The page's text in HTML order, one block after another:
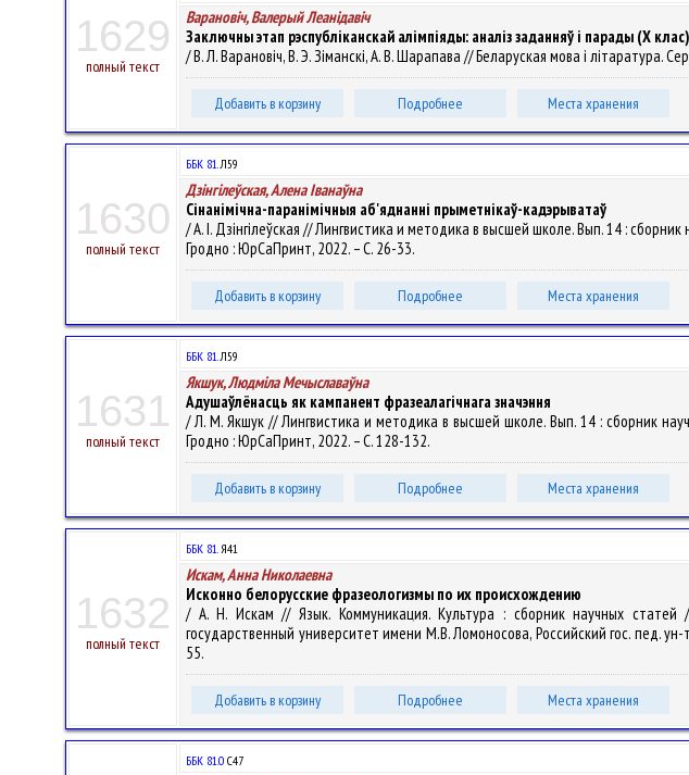
1629
полный текст
Варановіч, Валерый Леанiдавiч
Заключны этап рэспубліканскай алімпіяды: аналіз заданняў і парады (X клас)
/ В. Л. Варановіч, В. Э. Зіманскі, А. В. Шарапава // Беларуская мова і літаратура.
Добавить в корзину Подробнее Места хранения
1630
полный текст
ББК 81.Л59
Дзінгілеўская, Алена Іванаўна
Сінанімічна-паранімічныя аб'яднанні прыметнікаў-кадэрыватаў
/ А. І. Дзінгілеўская // Лингвистика и методика в высшей школе. Вып. 14 :
Гродно : ЮрСаПринт, 2022. – С. 26-33.
Добавить в корзину Подробнее Места хранения
1631
полный текст
ББК 81.Л59
Якшук, Людміла Мечыславаўна
Адушаўлёнасць як кампанент фразеалагічнага значэння
/ Л. М. Якшук // Лингвистика и методика в высшей школе. Вып. 14 : сборник
Гродно : ЮрСаПринт, 2022. – С. 128-132.
Добавить в корзину Подробнее Места хранения
1632
полный текст
ББК 81.Я41
Искам, Анна Николаевна
Исконно белорусские фразеологизмы по их происхождению
/ А. Н. Искам // Язык. Коммуникация. Культура : сборник научных статей
государственный университет имени М.В. Ломоносова, Российский гос. пед.
55.
Добавить в корзину Подробнее Места хранения
ББК 81.0 С47